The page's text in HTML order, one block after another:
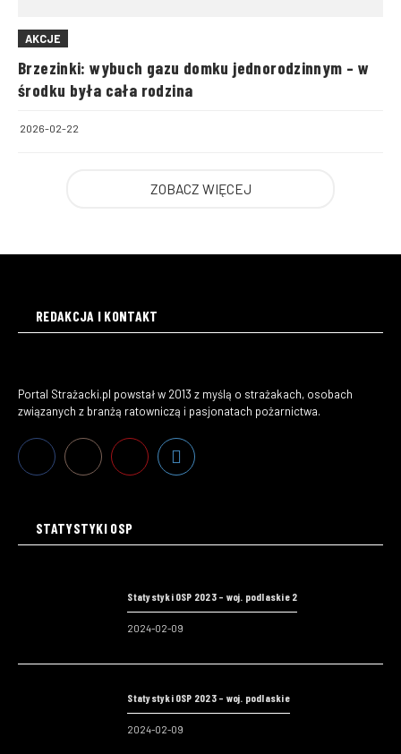
AKCJE
Brzezinki: wybuch gazu domku jednorodzinnym – w
środku była cała rodzina
2026-02-22
ZOBACZ WIĘCEJ
REDAKCJA I KONTAKT
Portal Strażacki.pl powstał w 2013 z myślą o strażakach, osobach
związanych z branżą ratowniczą i pasjonatach pożarnictwa.
STATYSTYKI OSP
Statystyki OSP 2023 – woj. podlaskie 2
2024-02-09
Statystyki OSP 2023 – woj. podlaskie
2024-02-09